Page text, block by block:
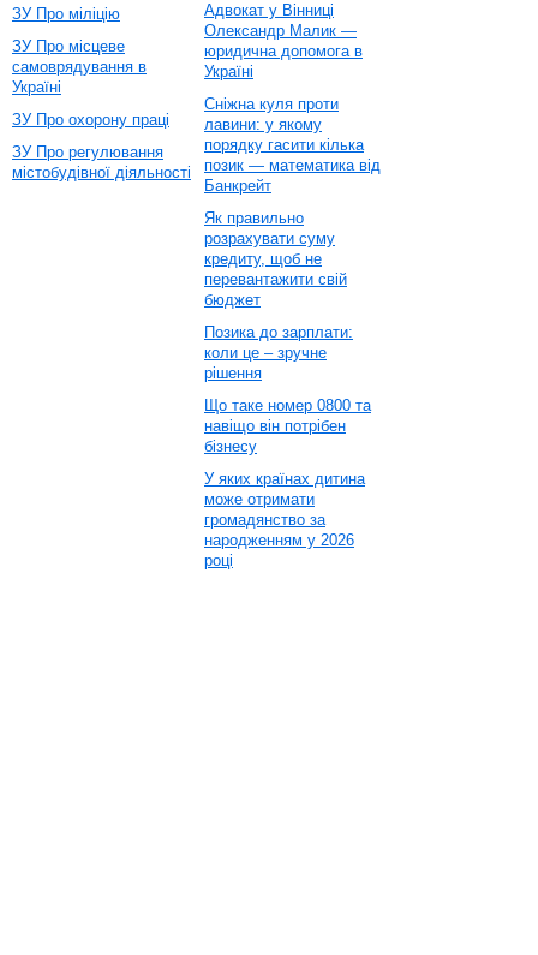
ЗУ Про міліцію
ЗУ Про місцеве
самоврядування в
Україні
ЗУ Про охорону праці
ЗУ Про регулювання
містобудівної діяльності
Адвокат у Вінниці
Олександр Малик —
юридична допомога в
Україні
Сніжна куля проти
лавини: у якому
порядку гасити кілька
позик — математика від
Банкрейт
Як правильно
розрахувати суму
кредиту, щоб не
перевантажити свій
бюджет
Позика до зарплати:
коли це – зручне
рішення
Що таке номер 0800 та
навіщо він потрібен
бізнесу
У яких країнах дитина
може отримати
громадянство за
народженням у 2026
році